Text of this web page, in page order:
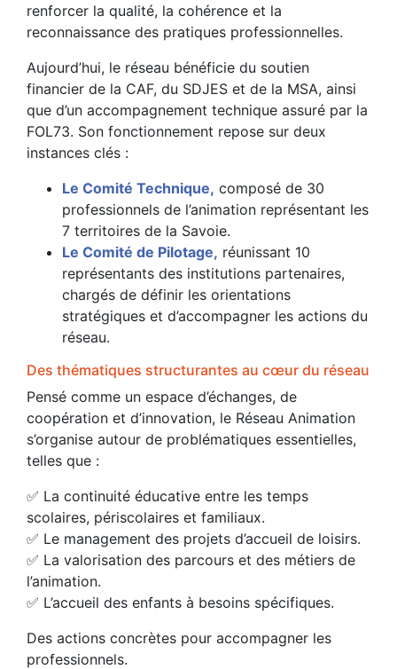
renforcer la qualité, la cohérence et la
reconnaissance des pratiques professionnelles.
Aujourd’hui, le réseau bénéficie du soutien
financier de la CAF, du SDJES et de la MSA, ainsi
que d’un accompagnement technique assuré par la
FOL73. Son fonctionnement repose sur deux
instances clés :
Le Comité Technique, composé de 30
professionnels de l’animation représentant les
7 territoires de la Savoie.
Le Comité de Pilotage, réunissant 10
représentants des institutions partenaires,
chargés de définir les orientations
stratégiques et d’accompagner les actions du
réseau.
Des thématiques structurantes au cœur du réseau
Pensé comme un espace d’échanges, de
coopération et d’innovation, le Réseau Animation
s’organise autour de problématiques essentielles,
telles que :
✅ La continuité éducative entre les temps
scolaires, périscolaires et familiaux.
✅ Le management des projets d’accueil de loisirs.
✅ La valorisation des parcours et des métiers de
l’animation.
✅ L’accueil des enfants à besoins spécifiques.
Des actions concrètes pour accompagner les
professionnels.